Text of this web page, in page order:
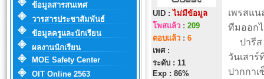
ข้อมูลสารสนเทศ
วารสารประชาสัมพันธ์
ข้อมูลครูและนักเรียน
ผลงานนักเรียน
MOE Safety Center
OIT Online 2563
UID :ไม่มีข้อมูล
โพสแล้ว: 209
ตอบแล้ว: 6
เพศ :
ระดับ : 11
Exp : 86%
เพรสแ
ทีมออกไ
ปารีส
วันเสาร์
ปากกา